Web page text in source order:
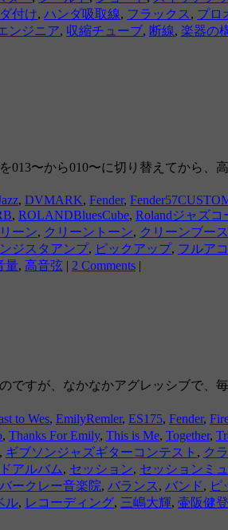
付け, ハンダ吸取線, フラックス , プロ
ンジニア, 収縮チューブ, 断線, 楽器の
013〜から010〜に切り替えてから
, DVMARK, Fender,
, ROLANDBluesCube, Rolandジャズコ
ーン, クリーントーン, クリーンブー
ンジスタアンプ, ピックアップ, フルアコ
量, 高音弦 | 2 Comments |
ですが、なかなかアグレッシブで
to Wes, EmilyRemler, ES175, Fender,
, Thanks For Emily, This is Me, Together,
, ギブソンジャズギターコンテスト , ク
アルバム, セッション, セッションミ
バークレー音楽院, バランス , バンド, ピ
ル, レコーディング, 三嶋大輝, 壷阪健登